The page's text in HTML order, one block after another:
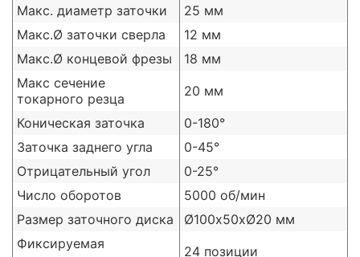
Макс. диаметр заточки
25 мм
Макс.Ø заточки сверла
12 мм
Макс.Ø концевой фрезы
18 мм
Макс сечение
токарного резца
20 мм
Коническая заточка
0-180°
Заточка заднего угла
0-45°
Отрицательный угол
0-25°
Число оборотов
5000 об/мин
Размер заточного диска
Ø100х50хØ20 мм
Фиксируемая
24 позиции